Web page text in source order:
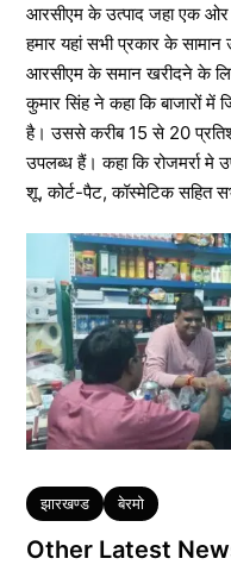
आरसीएम के उत्पाद जहा एक ओर
हमार यहां सभी प्रकार के
आरसीएम के समान खरीदने के
कुमार सिंह ने कहा कि बाजारों में
है। उससे करीब 15 से 20
उपलब्ध हैं। कहा कि रोजमर्रा मे
शू, कोर्ट-पैट, कॉस्मेटिक सहित
Tags
झारखण्ड बेरमो
Other Latest